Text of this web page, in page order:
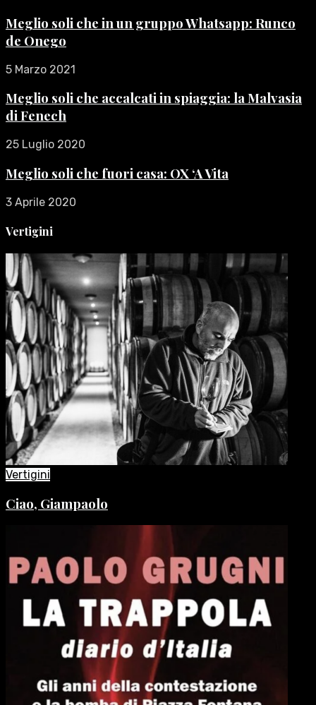
Meglio soli che in un gruppo Whatsapp: Runco
de Onego
5 Marzo 2021
Meglio soli che accalcati in spiaggia: la Malvasia
di Fenech
25 Luglio 2020
Meglio soli che fuori casa: OX ‘A Vita
3 Aprile 2020
Vertigini
Vertigini
Ciao, Giampaolo